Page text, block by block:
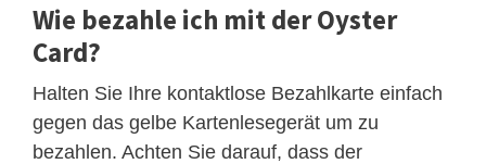
Wie bezahle ich mit der Oyster
Card?
Halten Sie Ihre kontaktlose Bezahlkarte einfach
gegen das gelbe Kartenlesegerät um zu
bezahlen. Achten Sie darauf, dass der